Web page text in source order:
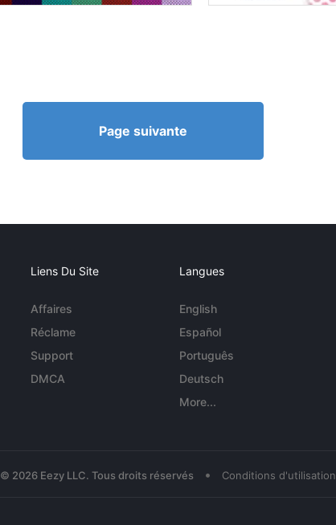
Page suivante
Liens Du Site
Affaires
Réclame
Support
DMCA
Langues
English
Español
Português
Deutsch
More...
© 2026 Eezy LLC. Tous droits réservés • Conditions d'utilisation